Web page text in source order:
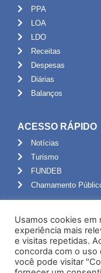
PPA
LOA
LDO
Receitas
Despesas
Diárias
Balanços
ACESSO RÁPIDO
Notícias
Turismo
FUNDEB
Chamamento
Portal do Servidor
Webmail
Administração
Usamos cookies em
experiência mais
e visitas repetidas.
concorda com o uso
você pode visitar